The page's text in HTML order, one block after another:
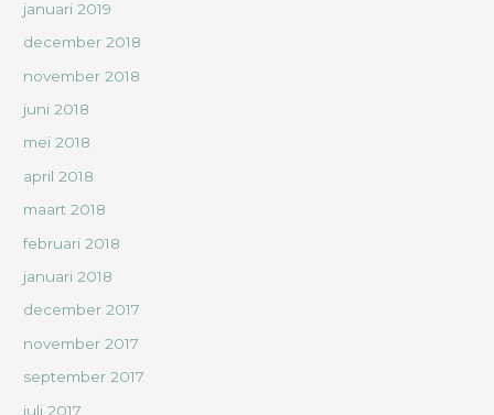
januari 2019
december 2018
november 2018
juni 2018
mei 2018
april 2018
maart 2018
februari 2018
januari 2018
december 2017
november 2017
september 2017
juli 2017